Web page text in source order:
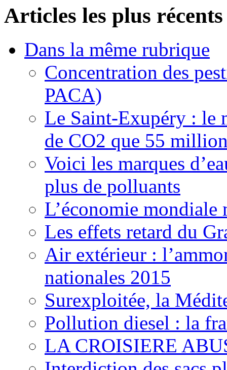
Articles les plus récents
Dans la même rubrique
Concentration des
PACA)
Le Saint-Exupéry : le
de CO2 que 55
Voici les marques
plus de polluants
L’économie
Les effets retard du
Air extérieur :
nationales 2015
Surexploitée, la
Pollution diesel : la
LA CROISIERE